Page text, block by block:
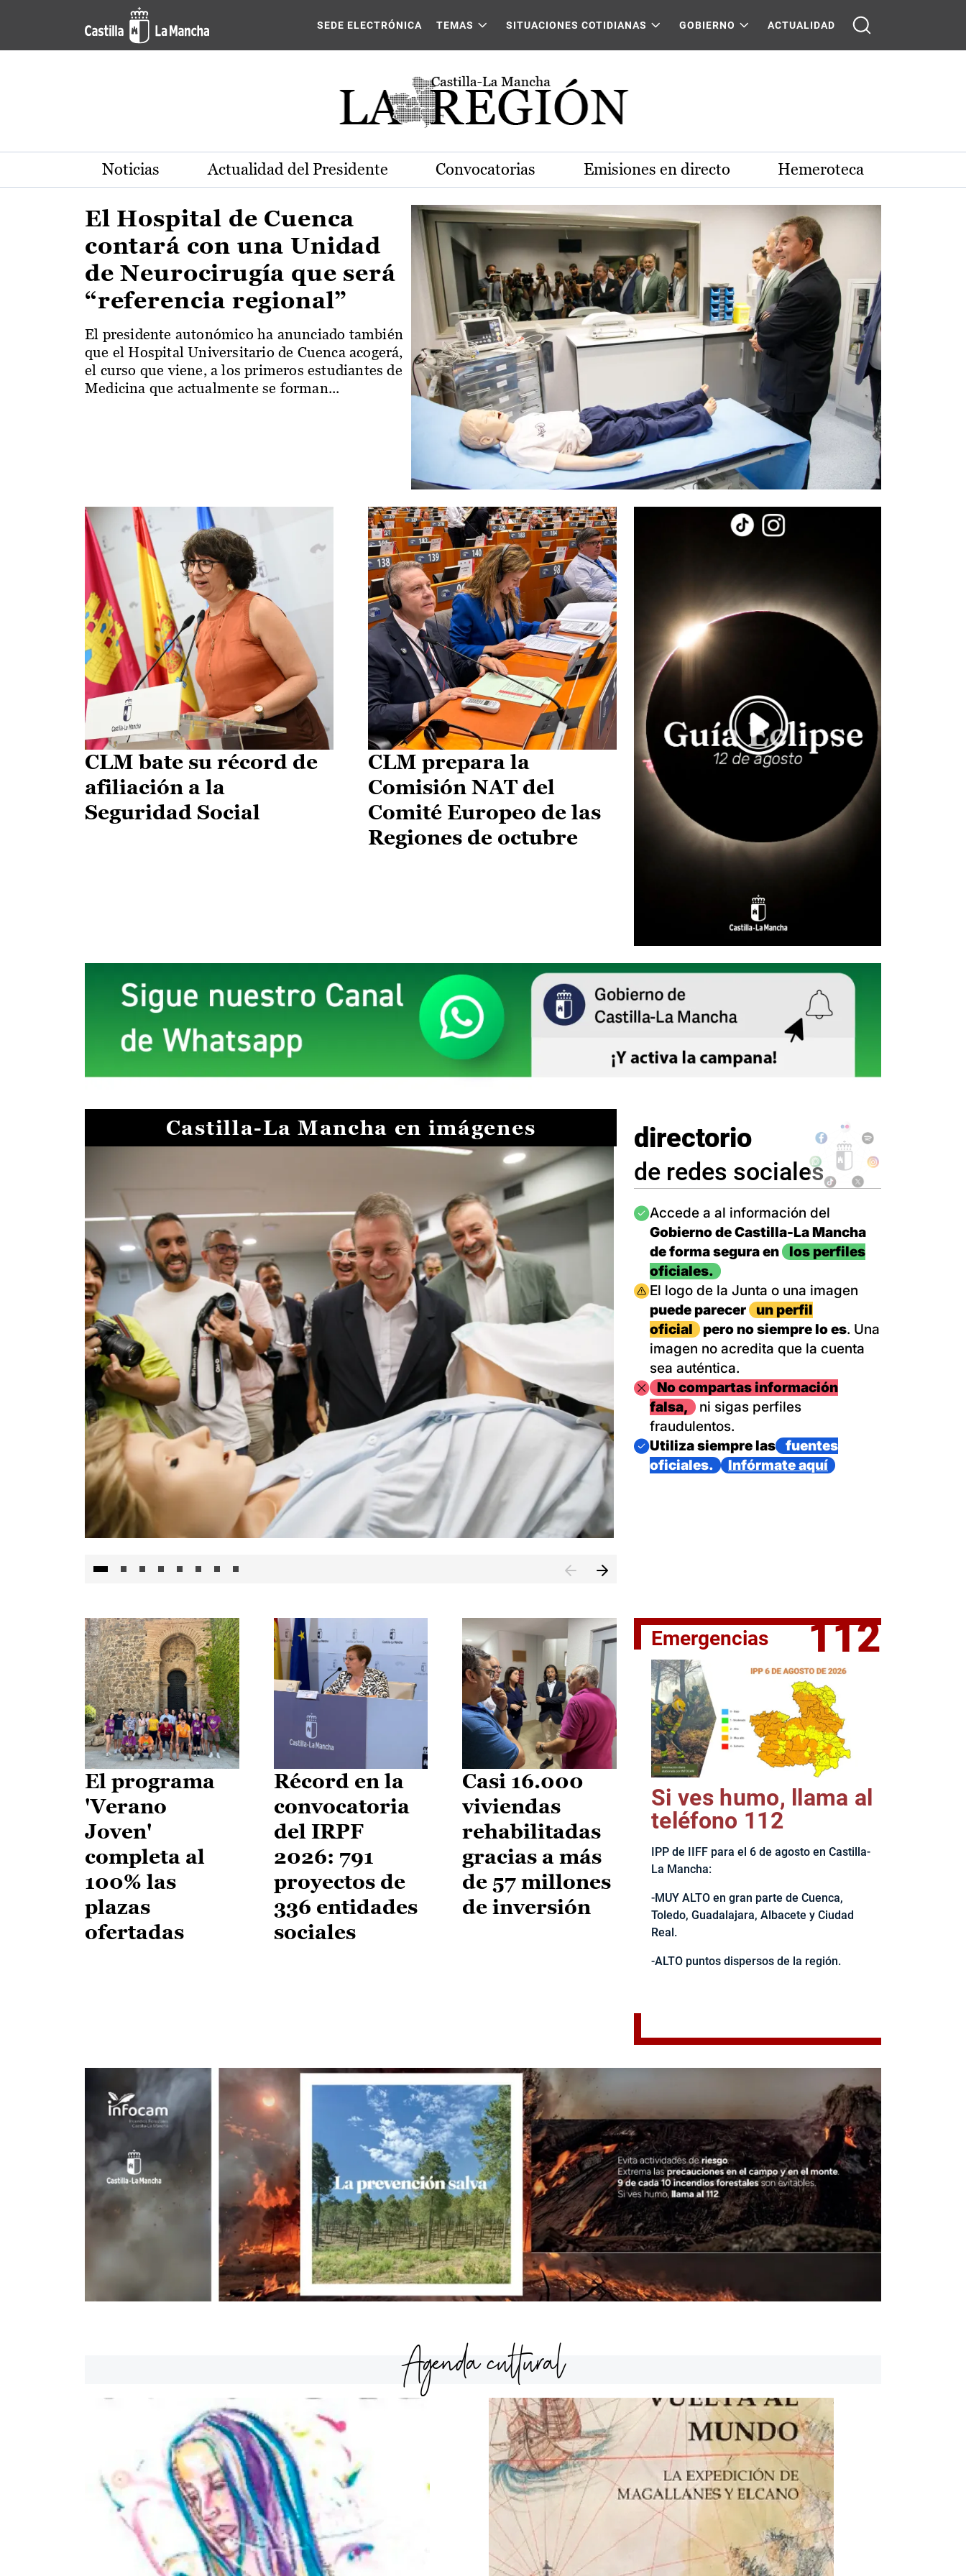
Pasar al contenido principal
Actualidad de la región de Castilla-La Mancha
SEDE ELECTRÓNICA TEMAS SITUACIONES COTIDIANAS GOBIERNO ACTUALIDAD
Noticias Actualidad del Presidente Convocatorias Emisiones en directo Hemeroteca
El Hospital de Cuenca
contará con una Unidad
de Neurocirugía que será
“referencia regional”
El presidente autonómico ha anunciado también
que el Hospital Universitario de Cuenca acogerá,
el curso que viene, a los primeros estudiantes de
Medicina que actualmente se forman...
CLM bate su récord de
afiliación a la
Seguridad Social
CLM prepara la
Comisión NAT del
Comité Europeo de las
Regiones de octubre
Castilla-La Mancha en imágenes
El jefe del Ejecutivo castellanomanchego, Emiliano García-
directorio
de redes sociales
Imagen
Accede a al información del
Gobierno de Castilla-La Mancha
de forma segura en
los perfiles
oficiales.
Imagen
El logo de la Junta o una imagen
puede parecer
un perfil
oficial
pero no siempre lo es. Una
imagen no acredita que la cuenta
sea auténtica.
ImagenNo compartas información
falsa,
ni sigas perfiles
fraudulentos.
Imagen
Utiliza siempre las
fuentes
oficiales.
Infórmate aquí
El programa
'Verano
Joven'
completa al
100% las
plazas
ofertadas
Récord en la
convocatoria
del IRPF
2026: 791
proyectos de
336 entidades
sociales
Casi 16.000
viviendas
rehabilitadas
gracias a más
de 57 millones
de inversión
Emergencias 112
Si ves humo, llama al
teléfono 112
IPP de IIFF para el 6 de agosto en Castilla-
La Mancha:
-MUY ALTO en gran parte de Cuenca,
Toledo, Guadalajara, Albacete y Ciudad
Real.
-ALTO puntos dispersos de la región.
Agenda cultural